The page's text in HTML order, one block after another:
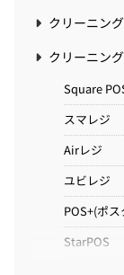
クリーニン
クリーニン
Square
スマレジ
Airレジ
ユビレジ
POS+(ポ
StarPOS